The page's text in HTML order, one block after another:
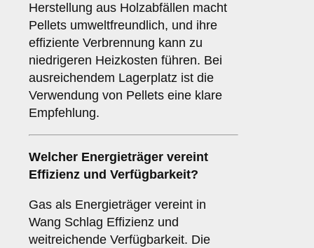
Herstellung aus Holzabfällen macht
Pellets umweltfreundlich, und ihre
effiziente Verbrennung kann zu
niedrigeren Heizkosten führen. Bei
ausreichendem Lagerplatz ist die
Verwendung von Pellets eine klare
Empfehlung.
Welcher Energieträger vereint
Effizienz und Verfügbarkeit?
Gas als Energieträger vereint in
Wang Schlag Effizienz und
weitreichende Verfügbarkeit. Die